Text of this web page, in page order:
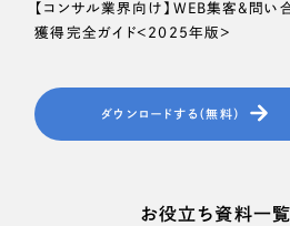
【コンサル業界向け】WEB集客＆問い
獲得完全ガイド＜2025年版＞
ダウンロードする（無料）
お役立ち資料一覧